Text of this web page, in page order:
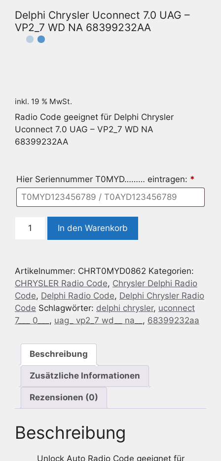
Delphi Chrysler Uconnect 7.0 UAG –
VP2_7 WD NA 68399232AA
inkl. 19 % MwSt.
Radio Code geeignet für Delphi Chrysler
Uconnect 7.0 UAG – VP2_7 WD NA
68399232AA
Hier Seriennummer T0MYD……… eintragen: *
Chrysler
UAG
-
VP2_7
WD
NA
Menge
In den Warenkorb
Artikelnummer: CHRT0MYD0862 Kategorien:
CHRYSLER Radio Code, Chrysler Delphi Radio
Code, Delphi Radio Code, Delphi Chrysler Radio
Code Schlagwörter: delphi chrysler, uconnect
7___ 0___ , uag_ vp2_7 wd__ na__ , 68399232aa
Beschreibung
Zusätzliche Informationen
Rezensionen (0)
Beschreibung
Unlock Auto Radio Code geeignet für